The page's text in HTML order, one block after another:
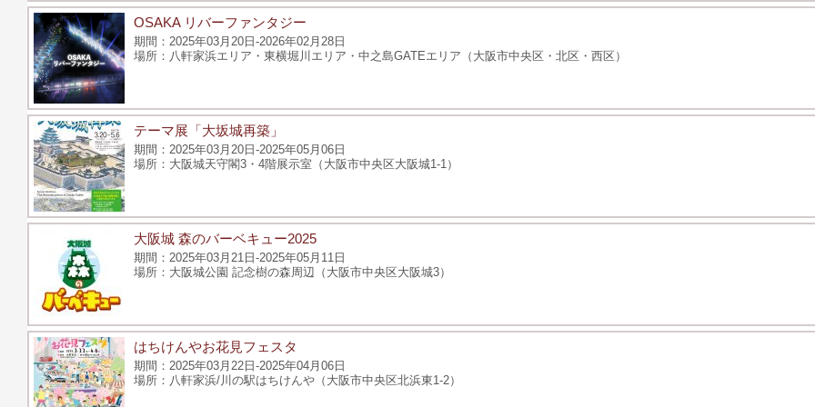
OSAKA リバーファンタジー
2025年03月20日-2026年02月28日
八軒家浜エリア・東横堀川エリア・中之島GATEエリア（大阪市中央区・北区・西区）
テーマ展「大坂城再築」
2025年03月20日-2025年05月06日
大阪城天守閣3・4階展示室（大阪市中央区大阪城1-1）
大阪城 森のバーベキュー2025
2025年03月21日-2025年05月11日
大阪城公園 記念樹の森周辺（大阪市中央区大阪城3）
はちけんやお花見フェスタ
2025年03月22日-2025年04月06日
八軒家浜/川の駅はちけんや（大阪市中央区北浜東1-2）